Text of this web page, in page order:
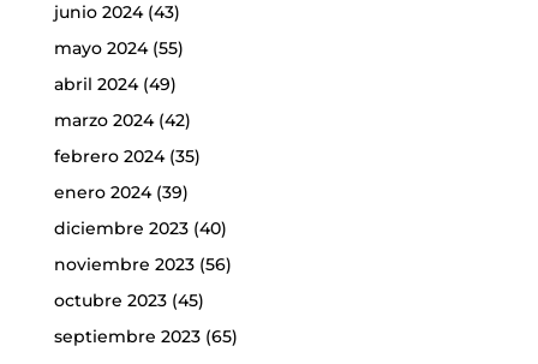
junio 2024(43)
mayo 2024(55)
abril 2024(49)
marzo 2024(42)
febrero 2024(35)
enero 2024(39)
diciembre 2023(40)
noviembre 2023(56)
octubre 2023(45)
septiembre 2023(65)